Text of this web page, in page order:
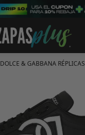
DOLCE & GABBANA RÉPLICAS